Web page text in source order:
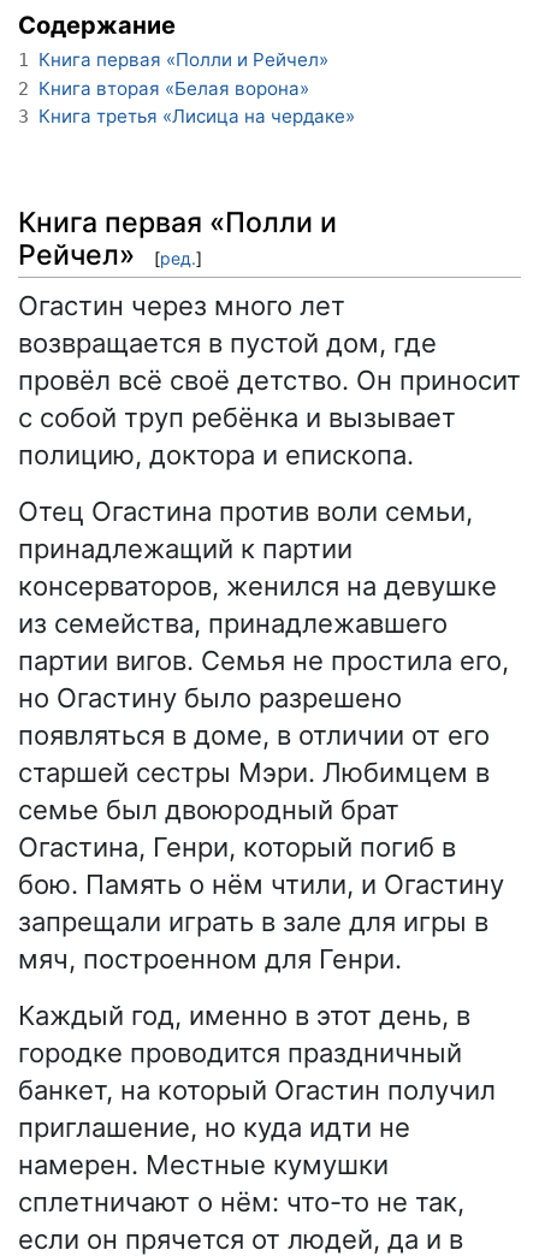
Содержание
1 Книга первая «Полли и Рейчел»
2 Книга вторая «Белая ворона»
3 Книга третья «Лисица на чердаке»
Книга первая «Полли и
Рейчел»
[ред.]
Огастин через много лет
возвращается в пустой дом, где
провёл всё своё детство. Он приносит
с собой труп ребёнка и вызывает
полицию, доктора и епископа.
Отец Огастина против воли семьи,
принадлежащий к партии
консерваторов, женился на девушке
из семейства, принадлежавшего
партии вигов. Семья не простила его,
но Огастину было разрешено
появляться в доме, в отличии от его
старшей сестры Мэри. Любимцем в
семье был двоюродный брат
Огастина, Генри, который погиб в
бою. Память о нём чтили, и Огастину
запрещали играть в зале для игры в
мяч, построенном для Генри.
Каждый год, именно в этот день, в
городке проводится праздничный
банкет, на который Огастин получил
приглашение, но куда идти не
намерен. Местные кумушки
сплетничают о нём: что-то не так,
если он прячется от людей, да и в